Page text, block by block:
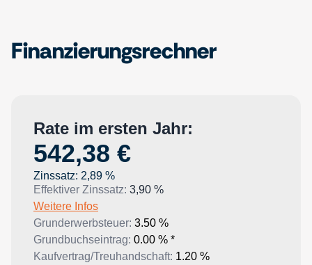
Finanzierungsrechner